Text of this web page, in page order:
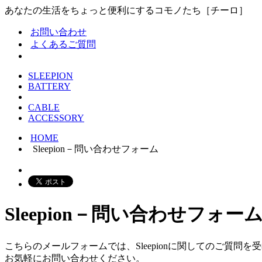
あなたの生活をちょっと便利にするコモノたち［チーロ］
お問い合わせ
よくあるご質問
SLEEPION
BATTERY
CABLE
ACCESSORY
HOME
Sleepion－問い合わせフォーム
Sleepion－問い合わせフォーム
こちらのメールフォームでは、Sleepionに関してのご質問を
お気軽にお問い合わせください。